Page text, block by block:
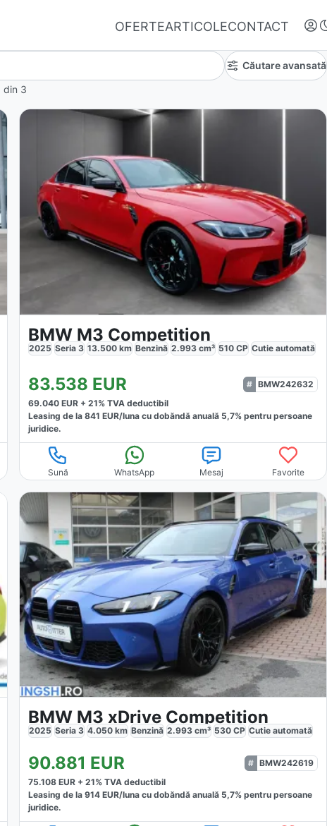
OFERTEARTICOLECONTACT
Autentifică-te
Nu ai oferte favorite
Căutare avansată
din 3
BMW M3 Competition
2025 Seria 3 13.500km Benzină 2.993cm³ 510CP Cutie automată
83.538 EUR
BMW242632
69.040EUR + 21% TVA deductibil
Leasing de la 841 EUR/lunacu dobăndă anuală 5,7% pentru persoane
juridice.
Sună WhatsApp Mesaj Favorite
BMW M3 xDrive Competition
2025 Seria 3 4.050km Benzină 2.993cm³ 530CP Cutie automată
90.881 EUR
BMW242619
75.108EUR + 21% TVA deductibil
Leasing de la 914EUR/lunacu dobăndă anuală 5,7% pentru persoane
juridice.